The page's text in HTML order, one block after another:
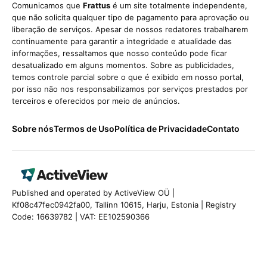
Comunicamos que Frattus é um site totalmente independente,
que não solicita qualquer tipo de pagamento para aprovação ou
liberação de serviços. Apesar de nossos redatores trabalharem
continuamente para garantir a integridade e atualidade das
informações, ressaltamos que nosso conteúdo pode ficar
desatualizado em alguns momentos. Sobre as publicidades,
temos controle parcial sobre o que é exibido em nosso portal,
por isso não nos responsabilizamos por serviços prestados por
terceiros e oferecidos por meio de anúncios.
Sobre nósTermos de UsoPolítica de PrivacidadeContato
Published and operated by ActiveView OÜ |
Kf08c47fec0942fa00, Tallinn 10615, Harju, Estonia | Registry
Code: 16639782 | VAT: EE102590366